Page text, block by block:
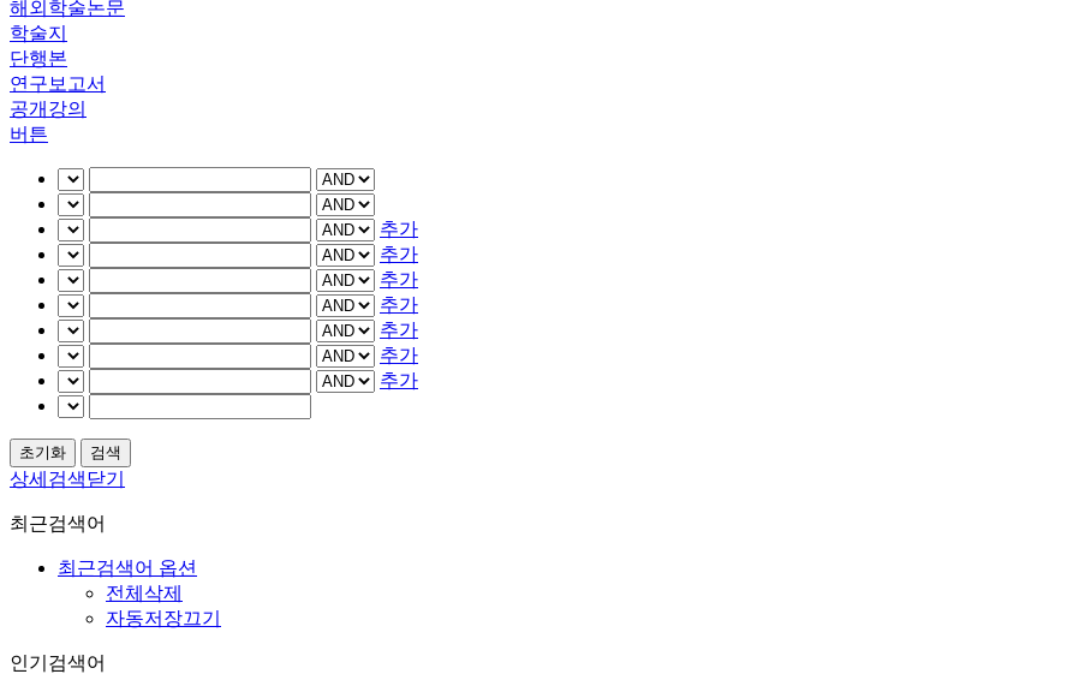
해외학술논문
학술지
단행본
연구보고서
공개강의
버튼
추가
추가
추가
추가
추가
추가
추가
상세검색닫기
최근검색어
최근검색어 옵션
전체삭제
자동저장끄기
인기검색어